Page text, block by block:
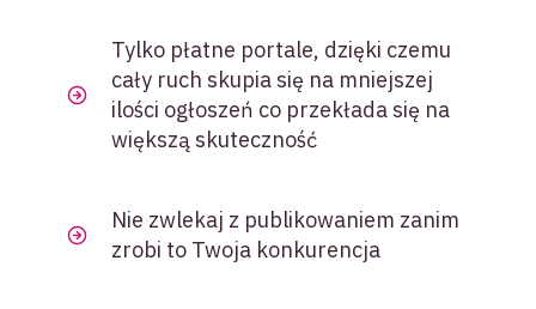
Tylko płatne portale, dzięki czemu
cały ruch skupia się na mniejszej
ilości ogłoszeń co przekłada się na
większą skuteczność
Nie zwlekaj z publikowaniem zanim
zrobi to Twoja konkurencja